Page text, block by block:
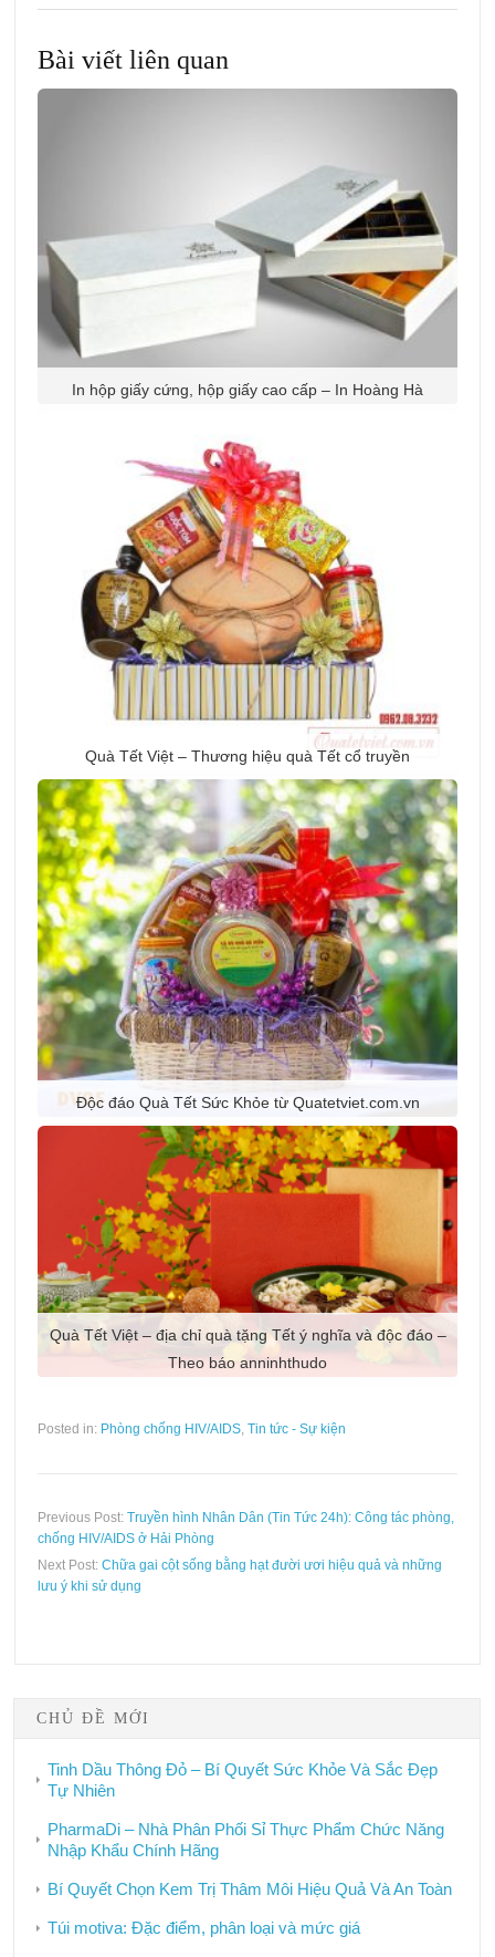
Bài viết liên quan
In hộp giấy cứng, hộp giấy cao cấp – In Hoàng Hà
Quà Tết Việt – Thương hiệu quà Tết cổ truyền
Độc đáo Quà Tết Sức Khỏe từ Quatetviet.com.vn
Quà Tết Việt – địa chỉ quà tặng Tết ý nghĩa và độc đáo –
Theo báo anninhthudo
Tình hình điều trị ARV phác đồ bậc 2 tại Phòng khám
ngoại trú của thành phố Hải Phòng năm 2016
Tài liệu truyền thông phòng lây truyền HIV từ Mẹ sang
Con
Posted in: Phòng chống HIV/AIDS,Tin tức - Sự kiện
Previous Post:Truyền hình Nhân Dân (Tin Tức 24h): Công tác phòng,
chống HIV/AIDS ở Hải Phòng
Next Post:Chữa gai cột sống bằng hạt đười ươi hiệu quả và những
lưu ý khi sử dụng
CHỦ ĐỀ MỚI
Tinh Dầu Thông Đỏ – Bí Quyết Sức Khỏe Và Sắc Đẹp
Tự Nhiên
PharmaDi – Nhà Phân Phối Sỉ Thực Phẩm Chức Năng
Nhập Khẩu Chính Hãng
Bí Quyết Chọn Kem Trị Thâm Môi Hiệu Quả Và An Toàn
Túi motiva: Đặc điểm, phân loại và mức giá